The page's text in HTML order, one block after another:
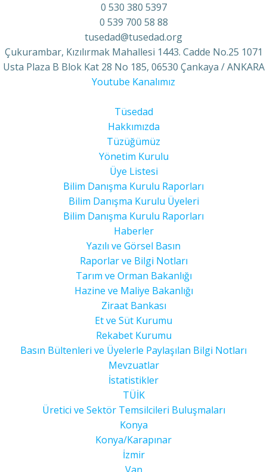
0 530 380 5397
0 539 700 58 88
tusedad@tusedad.org
Çukurambar, Kızılırmak Mahallesi 1443. Cadde No.25 1071
Usta Plaza B Blok Kat 28 No 185, 06530 Çankaya / ANKARA
Youtube Kanalımız
Tüsedad
Hakkımızda
Tüzüğümüz
Yönetim Kurulu
Üye Listesi
Bilim Danışma Kurulu Raporları
Bilim Danışma Kurulu Üyeleri
Bilim Danışma Kurulu Raporları
Haberler
Yazılı ve Görsel Basın
Raporlar ve Bilgi Notları
Tarım ve Orman Bakanlığı
Hazine ve Maliye Bakanlığı
Ziraat Bankası
Et ve Süt Kurumu
Rekabet Kurumu
Basın Bültenleri ve Üyelerle Paylaşılan Bilgi Notları
Mevzuatlar
İstatistikler
TÜİK
Üretici ve Sektör Temsilcileri Buluşmaları
Konya
Konya/Karapınar
İzmir